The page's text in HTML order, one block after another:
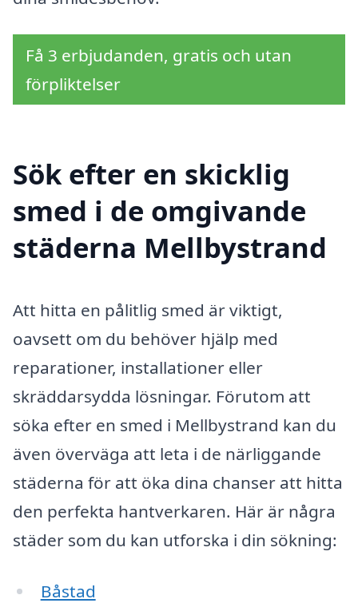
Få 3 erbjudanden, gratis och utan
förpliktelser
Sök efter en skicklig
smed i de omgivande
städerna Mellbystrand
Att hitta en pålitlig smed är viktigt,
oavsett om du behöver hjälp med
reparationer, installationer eller
skräddarsydda lösningar. Förutom att
söka efter en smed i Mellbystrand kan du
även överväga att leta i de närliggande
städerna för att öka dina chanser att hitta
den perfekta hantverkaren. Här är några
städer som du kan utforska i din sökning:
Båstad